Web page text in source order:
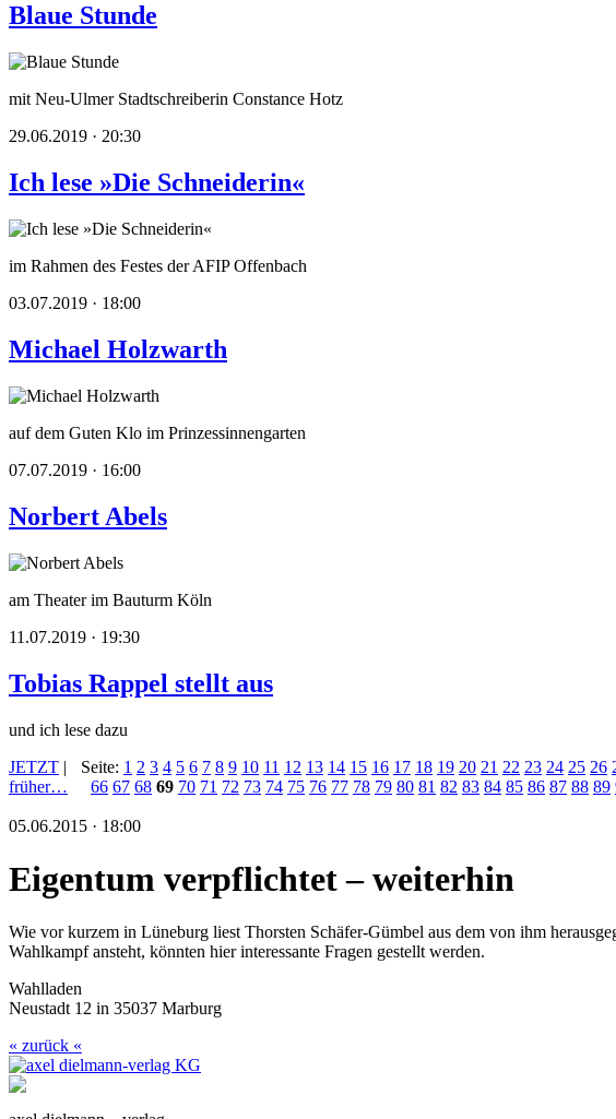
Blaue Stunde
mit Neu-Ulmer Stadtschreiberin Constance Hotz
29.06.2019 · 20:30
Ich lese »Die Schneiderin«
im Rahmen des Festes der AFIP Offenbach
03.07.2019 · 18:00
Michael Holzwarth
auf dem Guten Klo im Prinzessinnengarten
07.07.2019 · 16:00
Norbert Abels
am Theater im Bauturm Köln
11.07.2019 · 19:30
Tobias Rappel stellt aus
und ich lese dazu
JETZT |
früher…
Seite: 1 2 3 4 5 6 7 8 9 10 11 12 13 14 15 16 17 18 19 20 21 22 23 24 25 26
66 67 68 69 70 71 72 73 74 75 76 77 78 79 80 81 82 83 84 85 86 87 88 89
05.06.2015 · 18:00
Eigentum verpflichtet – weiterhin
Wie vor kurzem in Lüneburg liest Thorsten Schäfer-Gümbel aus dem von ihm
Wahlkampf ansteht, könnten hier interessante Fragen gestellt werden.
Wahlladen
Neustadt 12 in 35037 Marburg
« zurück «